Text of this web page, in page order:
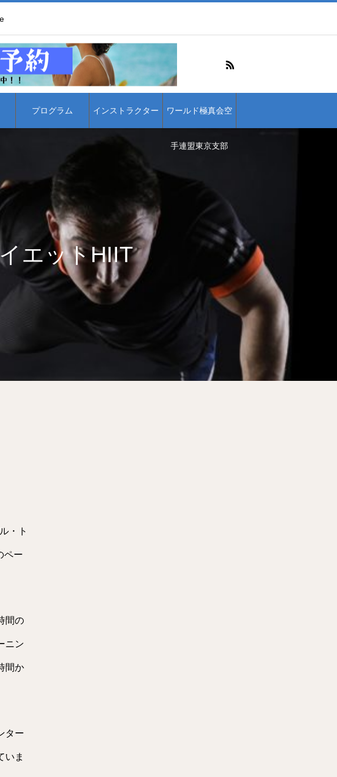
プログラム インストラクター ワールド極真会空
手連盟東京支部
エットHIIT
・ト
ペー
間の
ニン
間か
ター
いま